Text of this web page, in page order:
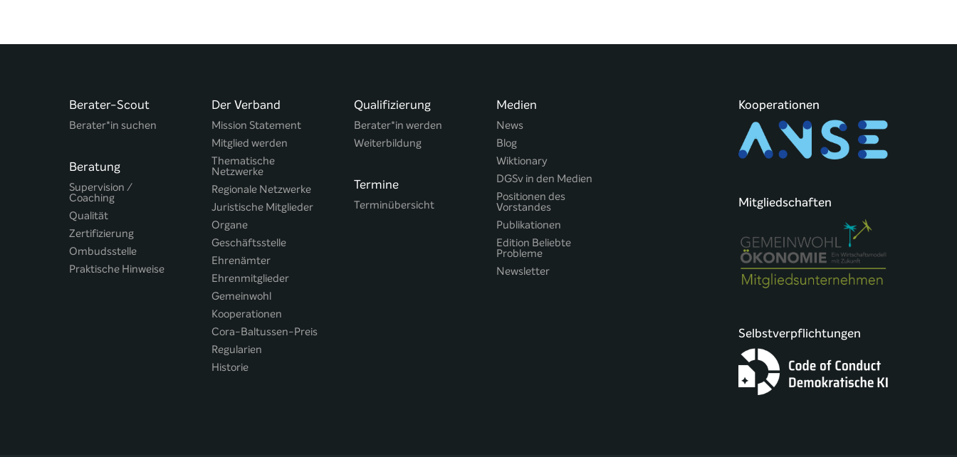
Berater-Scout
Berater*in suchen
Beratung
Supervision /
Coaching
Qualität
Zertifizierung
Ombudsstelle
Praktische Hinweise
Der Verband
Mission Statement
Mitglied werden
Thematische
Netzwerke
Regionale Netzwerke
Juristische Mitglieder
Organe
Geschäftsstelle
Ehrenämter
Ehrenmitglieder
Gemeinwohl
Kooperationen
Cora-Baltussen-Preis
Regularien
Historie
Qualifizierung
Berater*in werden
Weiterbildung
Termine
Terminübersicht
Medien
News
Blog
Wiktionary
DGSv in den Medien
Positionen des
Vorstandes
Publikationen
Edition Beliebte
Probleme
Newsletter
Kooperationen
Mitgliedschaften
Selbstverpflichtungen